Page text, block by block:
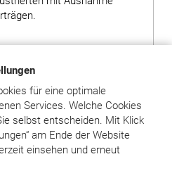
für eine optimale
Services. Welche Cookies
selbst entscheiden. Mit Klick
am Ende der Website
einsehen und erneut
einer Online-Datenbank
unter www.juradent.de)
des Kunden vorzeitig, wenn
seiner Dienstleistungen
des Kunden vor
hat oder der Kunde
Das ist insbesondere der